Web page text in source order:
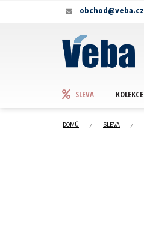
obchod@veba.cz
SLEVA KOLEKCE
DOMŮ SLEVA